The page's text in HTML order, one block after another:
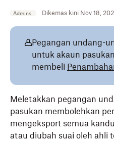
Admins Dikemas kini Nov 18,
Pegangan undang-
untuk akaun
membeli
Meletakkan pegangan
pasukan membolehkan
mengeksport semua
atau diubah suai oleh ahli